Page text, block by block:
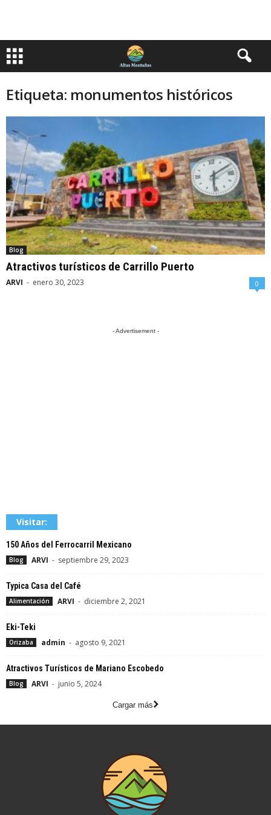
Etiqueta: monumentos históricos
Blog
Atractivos turísticos de Carrillo Puerto
ARVI - enero 30, 2023 0
- Advertisement -
Visitar:
150 Años del Ferrocarril Mexicano
Blog ARVI - septiembre 29, 2023
Typica Casa del Café
Alimentación ARVI - diciembre 2, 2021
Eki-Teki
Orizaba admin - agosto 9, 2021
Atractivos Turísticos de Mariano Escobedo
Blog ARVI - junio 5, 2024
Cargar más